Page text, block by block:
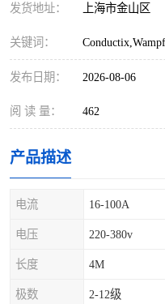
发货地址： 上海市金山区
关键词：
发布日期： 2026-08-06
阅 读 量： 462
产品描述
电流 16-100A
电压 220-380v
长度 4M
极数 2-12级